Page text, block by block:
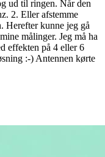
ud til ringen. Når den
2. Eller afstemme
Herefter kunne jeg gå
målinger. Jeg må ha
effekten på 4 eller 6
:-) Antennen kørte